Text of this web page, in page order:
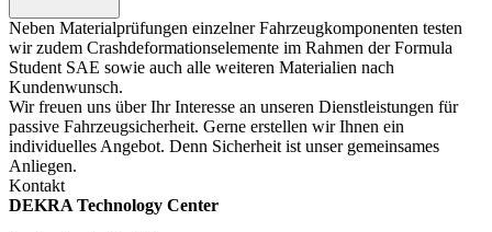
Neben Materialprüfungen einzelner Fahrzeugkomponenten testen
wir zudem Crashdeformationselemente im Rahmen der Formula
Student SAE sowie auch alle weiteren Materialien nach
Kundenwunsch.
Wir freuen uns über Ihr Interesse an unseren Dienstleistungen für
passive Fahrzeugsicherheit. Gerne erstellen wir Ihnen ein
individuelles Angebot. Denn Sicherheit ist unser gemeinsames
Anliegen.
Kontakt
DEKRA Technology Center